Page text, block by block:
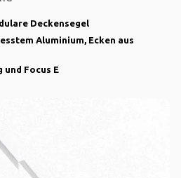
Deckensegel
Aluminium, Ecken aus
und Focus E